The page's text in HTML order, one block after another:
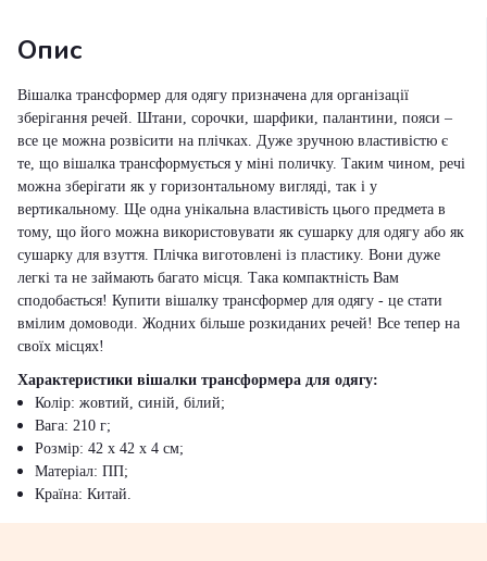
Опис
Вішалка трансформер для одягу призначена для організації
зберігання речей. Штани, сорочки, шарфики, палантини, пояси –
все це можна розвісити на плічках. Дуже зручною властивістю є
те, що вішалка трансформується у міні поличку. Таким чином, речі
можна зберігати як у горизонтальному вигляді, так і у
вертикальному. Ще одна унікальна властивість цього предмета в
тому, що його можна використовувати як сушарку для одягу або як
сушарку для взуття. Плічка виготовлені із пластику. Вони дуже
легкі та не займають багато місця. Така компактність Вам
сподобається! Купити вішалку трансформер для одягу - це стати
вмілим домоводи. Жодних більше розкиданих речей! Все тепер на
своїх місцях!
Характеристики вішалки трансформера для одягу:
Колір: жовтий, синій, білий;
Вага: 210 г;
Розмір: 42 х 42 х 4 см;
Матеріал: ПП;
Країна: Китай.